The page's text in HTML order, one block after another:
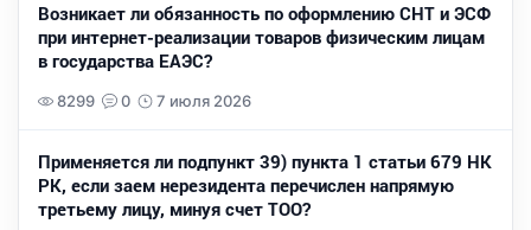
Возникает ли обязанность по оформлению СНТ и ЭСФ
при интернет-реализации товаров физическим лицам
в государства ЕАЭС?
8299 0 7 июля 2026
Применяется ли подпункт 39) пункта 1 статьи 679 НК
РК, если заем нерезидента перечислен напрямую
третьему лицу, минуя счет ТОО?